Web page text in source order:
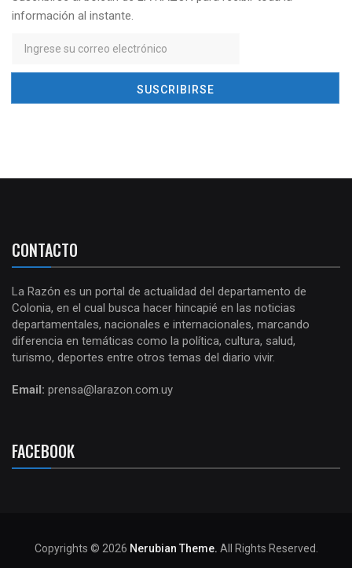
información al instante.
CONTACTO
La Razón es un portal de actualidad del departamento de
Colonia, en el cual busca hacer hincapié en las noticias
departamentales, nacionales e internacionales, marcando
diferencia en temáticas como la política, cultura, salud,
turismo, deportes entre otros temas del diario vivir.
Email: prensa@larazon.com.uy
FACEBOOK
Copyrights © 2026 Nerubian Theme. All Rights Reserved.